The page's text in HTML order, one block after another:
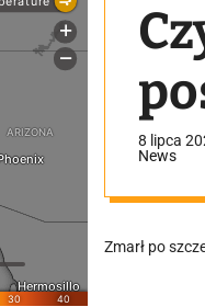
8 lipca
News
Zmarł po